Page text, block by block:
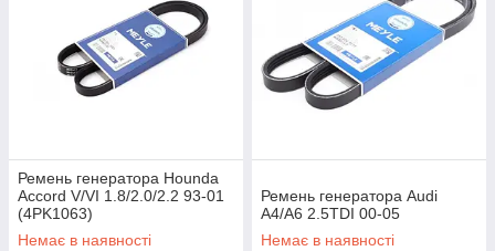
Ремень генератора Hounda
Accord V/VI 1.8/2.0/2.2 93-01
(4PK1063)
Немає в наявності
Ремень генератора Audi
A4/A6 2.5TDI 00-05
Немає в наявності